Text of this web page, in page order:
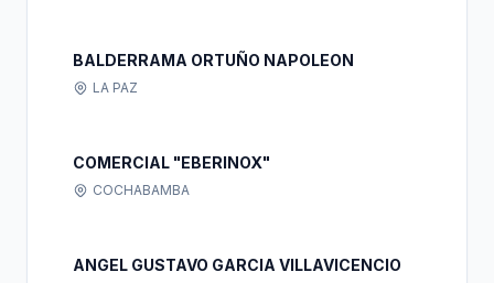
BALDERRAMA ORTUÑO NAPOLEON
LA PAZ
COMERCIAL "EBERINOX"
COCHABAMBA
ANGEL GUSTAVO GARCIA VILLAVICENCIO